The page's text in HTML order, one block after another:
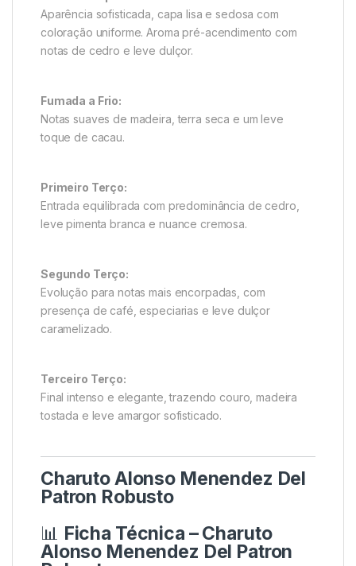
Aparência sofisticada, capa lisa e sedosa com
coloração uniforme. Aroma pré-acendimento com
notas de cedro e leve dulçor.
Fumada a Frio:
Notas suaves de madeira, terra seca e um leve
toque de cacau.
Primeiro Terço:
Entrada equilibrada com predominância de cedro,
leve pimenta branca e nuance cremosa.
Segundo Terço:
Evolução para notas mais encorpadas, com
presença de café, especiarias e leve dulçor
caramelizado.
Terceiro Terço:
Final intenso e elegante, trazendo couro, madeira
tostada e leve amargor sofisticado.
Charuto Alonso Menendez Del
Patron Robusto
📊 Ficha Técnica – Charuto
Alonso Menendez Del Patron